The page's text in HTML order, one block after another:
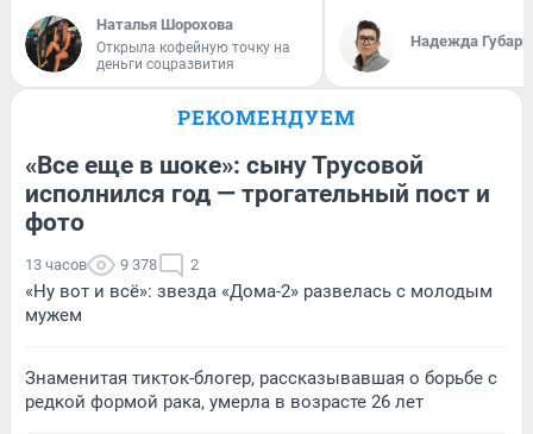
Наталья Шорохова
Открыла кофейную точку на
деньги соцразвития
Надежда Губарь
РЕКОМЕНДУЕМ
«Все еще в шоке»: сыну Трусовой
исполнился год — трогательный пост и
фото
13 часов 9 378 2
«Ну вот и всё»: звезда «Дома-2» развелась с молодым
мужем
Знаменитая тикток-блогер, рассказывавшая о борьбе с
редкой формой рака, умерла в возрасте 26 лет